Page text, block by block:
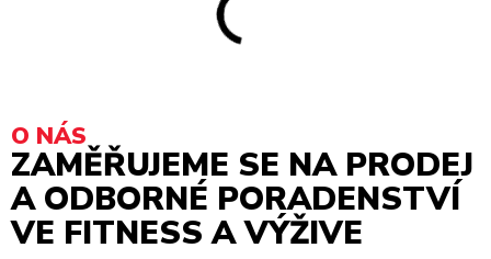
O NÁS
ZAMĚŘUJEME SE NA PRODEJ
A ODBORNÉ PORADENSTVÍ
VE FITNESS A VÝŽIVE